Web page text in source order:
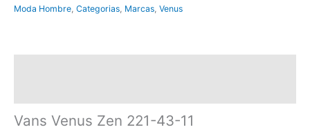
Moda Hombre Categorias Marcas Venus
Vans Venus Zen 221-43-11